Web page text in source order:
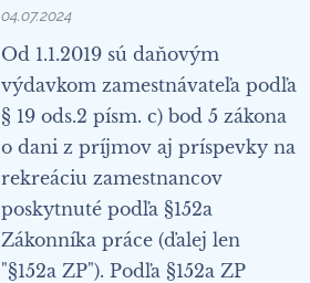
04.07.2024
Od 1.1.2019 sú daňovým
výdavkom zamestnávateľa podľa
§ 19 ods.2 písm. c) bod 5 zákona
o dani z príjmov aj príspevky na
rekreáciu zamestnancov
poskytnuté podľa §152a
Zákonníka práce (ďalej len
"§152a ZP"). Podľa §152a ZP